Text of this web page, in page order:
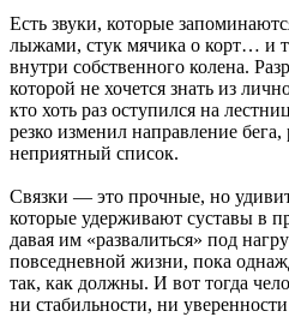
Есть звуки, которые
лыжами, стук мячика о корт… и
внутри собственного колена.
которой не хочется знать из
кто хоть раз оступился на
резко изменил направление бега,
неприятный список.
Связки — это прочные, но
которые удерживают суставы в
давая им «развалиться» под
повседневной жизни, пока
так, как должны. И вот тогда
ни стабильности, ни